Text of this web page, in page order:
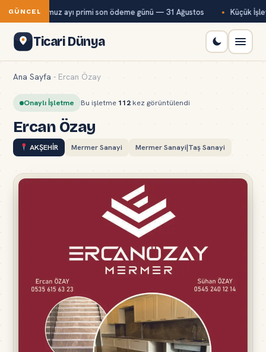
GÜNCEL
Bağ-Kur temmuz ayı primi son ödeme günü — 31 Ağustos Küçük
Ticari Dünya
Ana Sayfa - Ercan Özay
Onaylı İşletme Bu işletme112 kez görüntülendi
Ercan Özay
AKŞEHİR Mermer Sanayi Mermer Sanayi|Taş Sanayi